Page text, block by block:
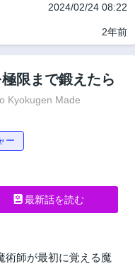
2024/02/24 08:22
2年前
限まで鍛えたら
Kyokugen Made
ー
最新話を読む
術師が最初に覚える魔